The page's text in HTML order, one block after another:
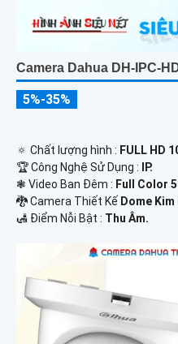
Camera Dahua DH-IPC-
5%-35%
🔅 Chất lượng hình : FULL HD
🏆 Công Nghệ Sử Dụng : IP.
❃ Video Ban Đêm : Full Color
🐉️ Camera Thiết Kế Dome
️🛃 Điểm Nỗi Bật : Thu Âm.